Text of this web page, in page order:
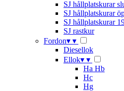
SJ hållplatskurar
SJ hållplatskurar
SJ hållplatskurar
SJ rastkur
Fordon▾ ▾
Diesellok
Ellok▾ ▾
Ha Hb
Hc
Hg